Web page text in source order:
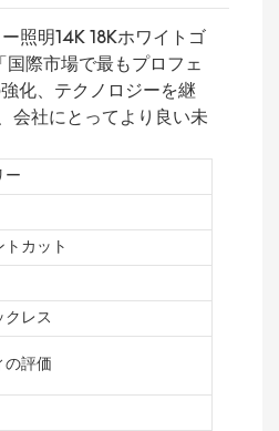
照明14K 18Kホワイトゴ
国際市場で最もプロフェ
化、テクノロジーを継
会社にとってより良い未
ー
トカット
クレス
の評価